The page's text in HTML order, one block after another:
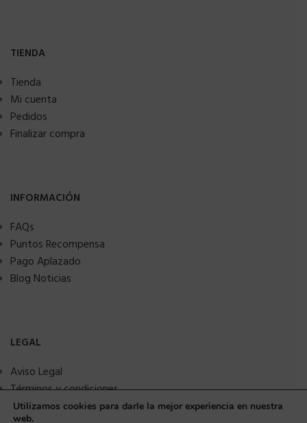
TIENDA
Tienda
Mi cuenta
Pedidos
Finalizar compra
INFORMACIÓN
FAQs
Puntos Recompensa
Pago Aplazado
Blog Noticias
LEGAL
Aviso Legal
Términos y condiciones
Política de privacidad
Utilizamos cookies para darle la mejor experiencia en nuestra
web.